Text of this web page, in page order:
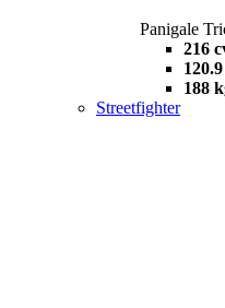
Panigale
216
188
Streetfighter